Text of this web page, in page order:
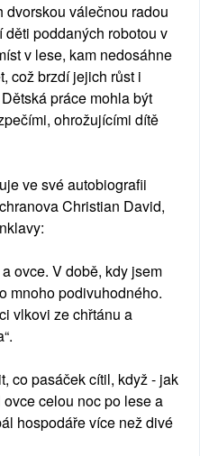
dvorskou válečnou radou
děti poddaných robotou v
v lese, kam nedosáhne
což brzdí jejich růst i
práce mohla být
ohrožujícími dítě
ve své autobiografii
Christian David,
ovce. V době, kdy jsem
mnoho podivuhodného.
vlkovi ze chřtánu a
co pasáček cítil, když - jak
celou noc po lese a
hospodáře více než divé